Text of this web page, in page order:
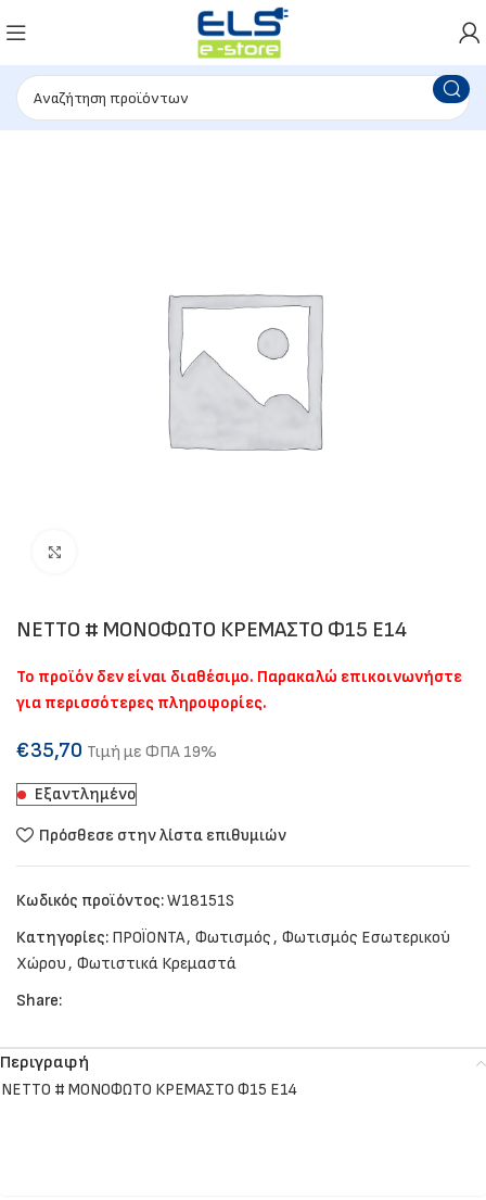
NETTO # MONOΦΩΤΟ ΚΡΕΜΑΣΤΟ Φ15 Ε14
Το προϊόν δεν είναι διαθέσιμο. Παρακαλώ επικοινωνήστε
για περισσότερες πληροφορίες.
€35,70 Τιμή με ΦΠΑ 19%
Εξαντλημένο
Πρόσθεσε στην λίστα επιθυμιών
Κωδικός προϊόντος:W18151S
Κατηγορίες: ΠΡΟΪΟΝΤΑ, Φωτισμός, Φωτισμός Εσωτερικού
Χώρου, Φωτιστικά Κρεμαστά
Share:
Περιγραφή
NETTO # MONOΦΩΤΟ ΚΡΕΜΑΣΤΟ Φ15 Ε14